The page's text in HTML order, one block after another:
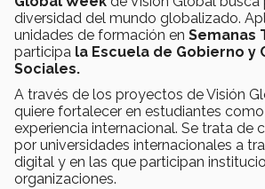
diversidad del mundo globalizado.
unidades de formación en Semanas
participa la Escuela de Gobierno y
Sociales.
A través de los proyectos de Visión
quiere fortalecer en estudiantes
experiencia internacional. Se trata de
por universidades internacionales a
digital y en las que participan
organizaciones.